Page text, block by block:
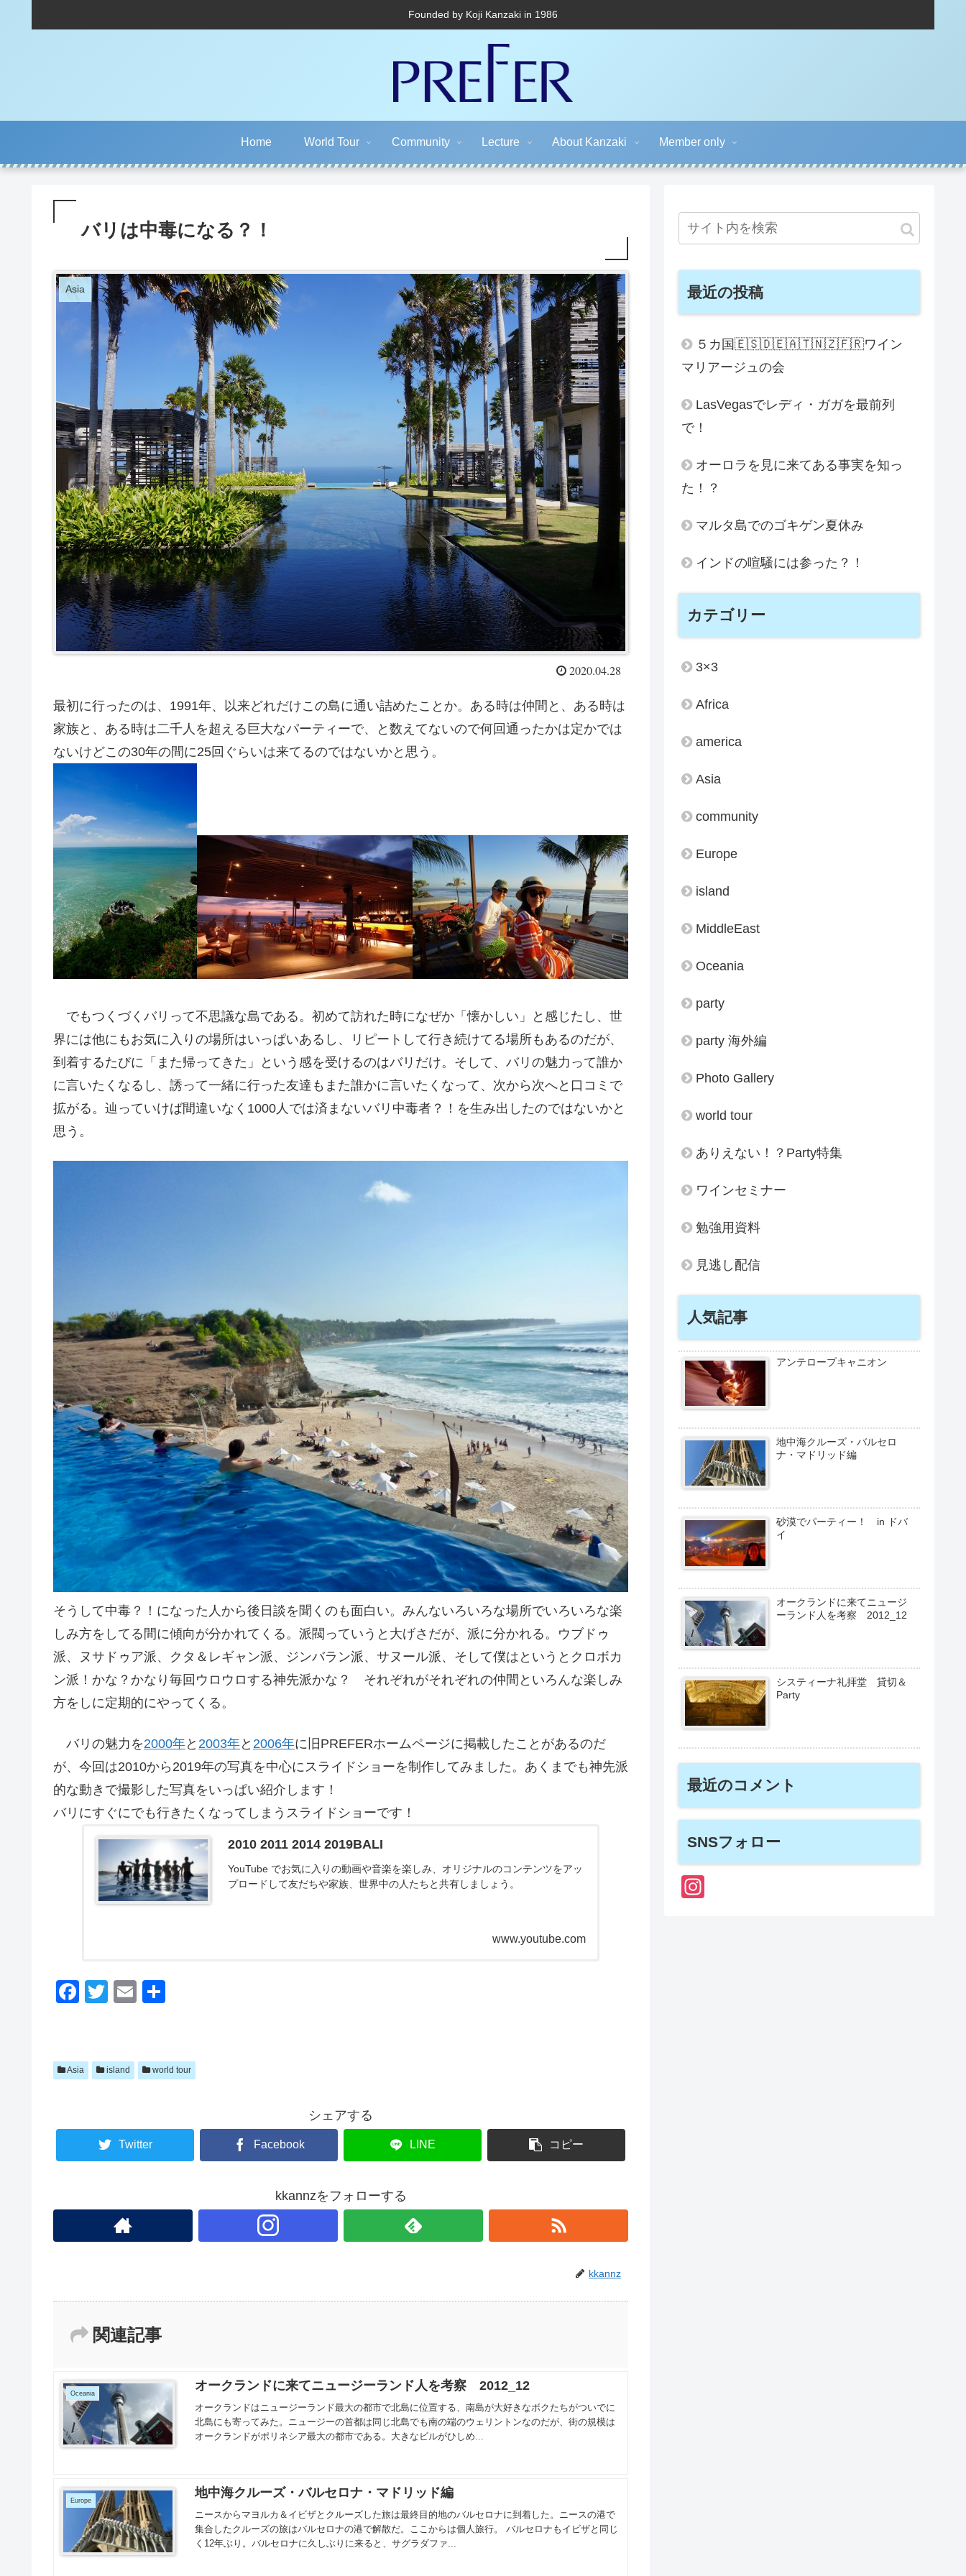
Founded by Koji Kanzaki in 1986
Home World Tour Community Lecture About Kanzaki Member only
バリは中毒になる？！
Asia
2020.04.28
最初に行ったのは、1991年、以来どれだけこの島に通い詰めたことか。ある時は仲間と、ある時は
家族と、ある時は二千人を超える巨大なパーティーで、と数えてないので何回通ったかは定かでは
ないけどこの30年の間に25回ぐらいは来てるのではないかと思う。
でもつくづくバリって不思議な島である。初めて訪れた時になぜか「懐かしい」と感じたし、世
界には他にもお気に入りの場所はいっぱいあるし、リピートして行き続けてる場所もあるのだが、
到着するたびに「また帰ってきた」という感を受けるのはバリだけ。そして、バリの魅力って誰か
に言いたくなるし、誘って一緒に行った友達もまた誰かに言いたくなって、次から次へと口コミで
拡がる。辿っていけば間違いなく1000人では済まないバリ中毒者？！を生み出したのではないかと
思う。
そうして中毒？！になった人から後日談を聞くのも面白い。みんないろいろな場所でいろいろな楽
しみ方をしてる間に傾向が分かれてくる。派閥っていうと大げさだが、派に分かれる。ウブドゥ
派、ヌサドゥア派、クタ＆レギャン派、ジンバラン派、サヌール派、そして僕はというとクロボカ
ン派！かな？かなり毎回ウロウロする神先派かな？ それぞれがそれぞれの仲間といろんな楽しみ
方をしに定期的にやってくる。
バリの魅力を2000年と 2003年と 2006年に旧PREFERホームページに掲載したことがあるのだ
が、今回は2010から2019年の写真を中心にスライドショーを制作してみました。あくまでも神先派
的な動きで撮影した写真をいっぱい紹介します！
バリにすぐにでも行きたくなってしまうスライドショーです！
2010 2011 2014 2019BALI
YouTube でお気に入りの動画や音楽を楽しみ、オリジナルのコンテンツをアッ
プロードして友だちや家族、世界中の人たちと共有しましょう。
www.youtube.com
F
e
b
o
T
er
E
Asia island world tour
シェアする
Twitter Facebook LINE コピー
kkannzをフォローする
kkannz
関連記事
Oceania
オークランドに来てニュージーランド人を考察 2012_12
オークランドはニュージーランド最大の都市で北島に位置する、南島が大好きなボクたちがついでに
北島にも寄ってみた。ニュージーの首都は同じ北島でも南の端のウェリントンなのだが、街の規模は
オークランドがポリネシア最大の都市である。大きなビルがひしめ...
Europe
地中海クルーズ・バルセロナ・マドリッド編
ニースからマヨルカ＆イビザとクルーズした旅は最終目的地のバルセロナに到着した。ニースの港で
集合したクルーズの旅はバルセロナの港で解散だ。ここからは個人旅行。 バルセロナもイビザと同じ
く12年ぶり。バルセロナに久しぶりに来ると、サグラダファ...
最近の投稿
５カ国🇪🇸🇩🇪🇦🇹🇳🇿🇫🇷ワイン
マリアージュの会
LasVegasでレディ・ガガを最前列
で！
オーロラを見に来てある事実を知っ
た！？
マルタ島でのゴキゲン夏休み
インドの喧騒には参った？！
カテゴリー
3×3
Africa
america
Asia
community
Europe
island
MiddleEast
Oceania
party
party 海外編
Photo Gallery
world tour
ありえない！？Party特集
ワインセミナー
勉強用資料
見逃し配信
人気記事
アンテロープキャニオン
地中海クルーズ・バルセロ
ナ・マドリッド編
砂漠でパーティー！ in ドバ
イ
オークランドに来てニュージ
ーランド人を考察 2012_12
システィーナ礼拝堂 貸切＆
Party
最近のコメント
SNSフォロー